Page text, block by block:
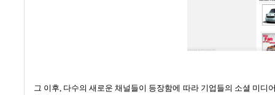
그 이후, 다수의 새로운 채널들이 등장함에 따라 기업들의 소셜 미디